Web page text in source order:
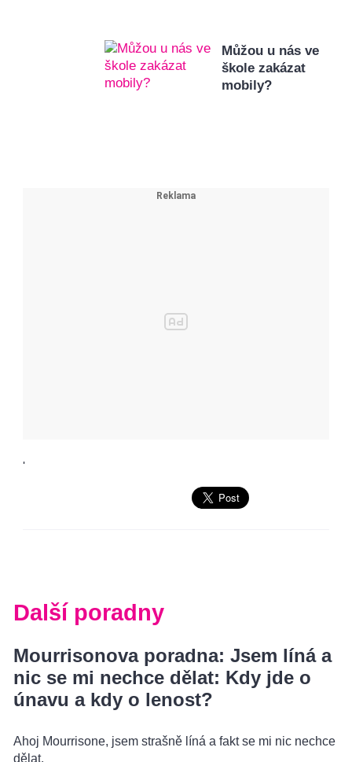
Můžou u nás ve
škole zakázat
mobily?
'
Další poradny
Mourrisonova poradna: Jsem líná a
nic se mi nechce dělat: Kdy jde o
únavu a kdy o lenost?
Ahoj Mourrisone, jsem strašně líná a fakt se mi nic nechce
dělat.